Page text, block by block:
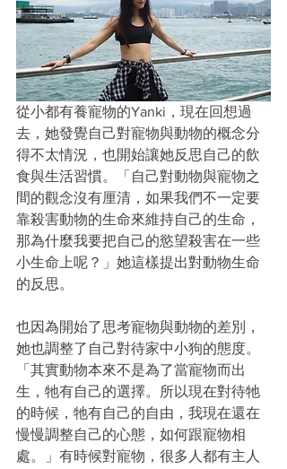
從小都有養寵物的Yanki，現在回想過
去，她發覺自己對寵物與動物的概念分
得不太情況，也開始讓她反思自己的飲
食與生活習慣。「自己對動物與寵物之
間的觀念沒有厘清，如果我們不一定要
靠殺害動物的生命來維持自己的生命，
那為什麼我要把自己的慾望殺害在一些
小生命上呢？」她這樣提出對動物生命
的反思。
也因為開始了思考寵物與動物的差別，
她也調整了自己對待家中小狗的態度。
「其實動物本來不是為了當寵物而出
生，牠有自己的選擇。所以現在對待牠
的時候，牠有自己的自由，我現在還在
慢慢調整自己的心態，如何跟寵物相
處。」有時候對寵物，很多人都有主人